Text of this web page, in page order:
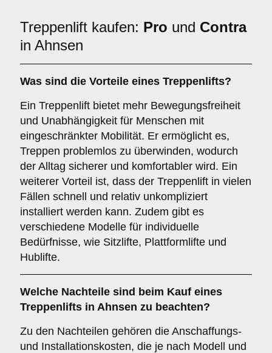
Treppenlift kaufen: Pro und Contra
in Ahnsen
Was sind die Vorteile eines Treppenlifts?
Ein Treppenlift bietet mehr Bewegungsfreiheit
und Unabhängigkeit für Menschen mit
eingeschränkter Mobilität. Er ermöglicht es,
Treppen problemlos zu überwinden, wodurch
der Alltag sicherer und komfortabler wird. Ein
weiterer Vorteil ist, dass der Treppenlift in vielen
Fällen schnell und relativ unkompliziert
installiert werden kann. Zudem gibt es
verschiedene Modelle für individuelle
Bedürfnisse, wie Sitzlifte, Plattformlifte und
Hublifte.
Welche Nachteile sind beim Kauf eines
Treppenlifts in Ahnsen zu beachten?
Zu den Nachteilen gehören die Anschaffungs-
und Installationskosten, die je nach Modell und